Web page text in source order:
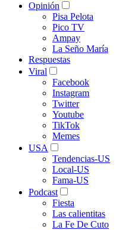
Opinión
Pisa Pelota
Pico TV
Ampay
La Seño María
Respuestas
Viral
Facebook
Instagram
Twitter
Youtube
TikTok
Memes
USA
Tendencias-US
Local-US
Fama-US
Podcast
Fiesta
Las calientitas
La Fe De Cuto